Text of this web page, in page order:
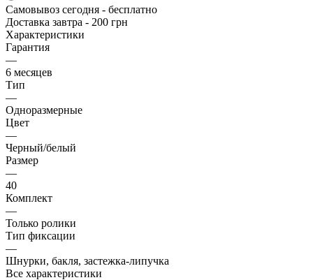
Самовывоз сегодня - бесплатно
Доставка завтра - 200 грн
Характеристики
Гарантия
—
6 месяцев
Тип
—
Одноразмерные
Цвет
—
Черный/белый
Размер
—
40
Комплект
—
Только ролики
Тип фиксации
—
Шнурки, бакля, застежка-липучка
Все характеристики